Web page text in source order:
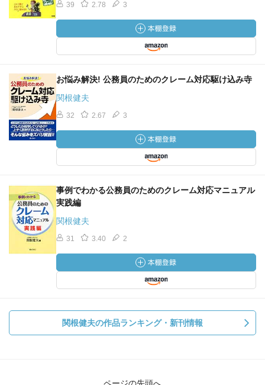
39 2.78 3
お悩み解決! 公務員のためのクレーム対応駆け込み寺
関根健夫
32 2.67 3
事例でわかる公務員のためのクレーム対応マニュアル
実践編
関根健夫
31 3.40 2
関根健夫の作品ランキング・新刊情報